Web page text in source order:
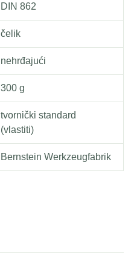
DIN 862
čelik
nehrđajući
300 g
tvornički standard
(vlastiti)
Bernstein Werkzeugfabrik